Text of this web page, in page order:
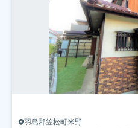
羽島郡笠松町米野